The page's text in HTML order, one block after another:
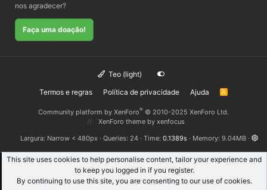
nos agradecer?
Faça uma doação!
Teo (light)
Termos e regras
Política de privacidade Ajuda
R
Community platform by XenForo® © 2010-2025 XenForo Ltd.
XenForo theme by xenfocus
Largura
Queries 24 Time 0.1389s Memory 9.04MB
This site uses cookies to help personalise content, tailor your experience and
to keep you logged in if you register.
By continuing to use this site, you are consenting to our use of cookies.